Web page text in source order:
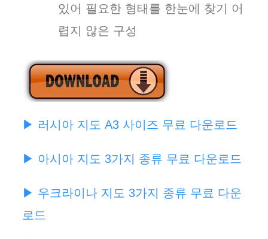
있어 필요한 형태를 한눈에 찾기 어
렵지 않은 구성
▶ 러시아 지도 A3 사이즈 무료 다운로드
▶ 아시아 지도 3가지 종류 무료 다운로드
▶ 우크라이나 지도 3가지 종류 무료 다운
로드